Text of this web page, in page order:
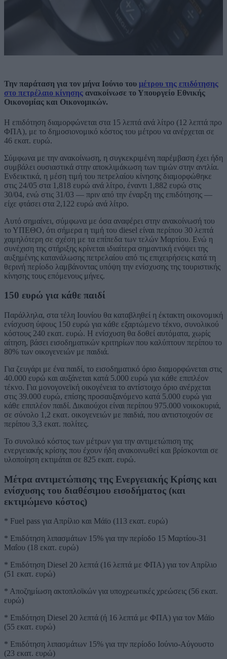
Την παράταση για τον μήνα Ιούνιο του μέτρου της επιδότησης
στο πετρέλαιο κίνησης ανακοίνωσε το Υπουργείο Εθνικής
Οικονομίας και Οικονομικών.
Η επιδότηση διαμορφώνεται στα 15 λεπτά ανά λίτρο (12 λεπτά προ
ΦΠΑ), με το δημοσιονομικό κόστος του μέτρου να ανέρχεται σε
46 εκατ. ευρώ.
Σύμφωνα με την ανακοίνωση, η συγκεκριμένη παρέμβαση έχει ήδη
συμβάλει ουσιαστικά στην αποκλιμάκωση των τιμών στην αντλία.
Ενδεικτικά, η μέση τιμή του πετρελαίου κίνησης διαμορφώθηκε
στις 24/05 στα 1,818 ευρώ ανά λίτρο, έναντι 1,882 ευρώ στις
30/04, ενώ στις 31/03 — πριν από την έναρξη της επιδότησης —
είχε φτάσει στα 2,122 ευρώ ανά λίτρο.
Αυτό σημαίνει, σύμφωνα με όσα αναφέρει στην ανακοίνωσή του
το ΥΠΕΘΟ, ότι σήμερα η τιμή του diesel είναι περίπου 30 λεπτά
χαμηλότερη σε σχέση με τα επίπεδα των τελών Μαρτίου. Ενώ η
συνέχιση της στήριξης κρίνεται ιδιαίτερα σημαντική ενόψει της
αυξημένης κατανάλωσης πετρελαίου από τις επιχειρήσεις κατά τη
θερινή περίοδο λαμβάνοντας υπόψη την ενίσχυσης της τουριστικής
κίνησης τους επόμενους μήνες.
150 ευρώ για κάθε παιδί
Παράλληλα, στα τέλη Ιουνίου θα καταβληθεί η έκτακτη οικονομική
ενίσχυση ύψους 150 ευρώ για κάθε εξαρτώμενο τέκνο, συνολικού
κόστους 240 εκατ. ευρώ. Η ενίσχυση θα δοθεί αυτόματα, χωρίς
αίτηση, βάσει εισοδηματικών κριτηρίων που καλύπτουν περίπου το
80% των οικογενειών με παιδιά.
Για ζευγάρι με ένα παιδί, το εισοδηματικό όριο διαμορφώνεται στις
40.000 ευρώ και αυξάνεται κατά 5.000 ευρώ για κάθε επιπλέον
τέκνο. Για μονογονεϊκή οικογένεια το αντίστοιχο όριο ανέρχεται
στις 39.000 ευρώ, επίσης προσαυξανόμενο κατά 5.000 ευρώ για
κάθε επιπλέον παιδί. Δικαιούχοι είναι περίπου 975.000 νοικοκυριά,
σε σύνολο 1,2 εκατ. οικογενειών με παιδιά, που αντιστοιχούν σε
περίπου 3,3 εκατ. πολίτες.
Το συνολικό κόστος των μέτρων για την αντιμετώπιση της
ενεργειακής κρίσης που έχουν ήδη ανακοινωθεί και βρίσκονται σε
υλοποίηση εκτιμάται σε 825 εκατ. ευρώ.
Μέτρα αντιμετώπισης της Ενεργειακής Κρίσης και
ενίσχυσης του διαθέσιμου εισοδήματος (και
εκτιμώμενο κόστος)
* Fuel pass για Απρίλιο και Μάϊο (113 εκατ. ευρώ)
* Επιδότηση λιπασμάτων 15% για την περίοδο 15 Μαρτίου-31
Μαΐου (18 εκατ. ευρώ)
* Επιδότηση Diesel 20 λεπτά (16 λεπτά με ΦΠΑ) για τον Απρίλιο
(51 εκατ. ευρώ)
* Αποζημίωση ακτοπλοϊκών για υποχρεωτικές χρεώσεις (56 εκατ.
ευρώ)
* Επιδότηση Diesel 20 λεπτά (ή 16 λεπτά με ΦΠΑ) για τον Μάϊο
(55 εκατ. ευρώ)
* Επιδότηση λιπασμάτων 15% για την περίοδο Ιούνιο-Αύγουστο
(23 εκατ. ευρώ)